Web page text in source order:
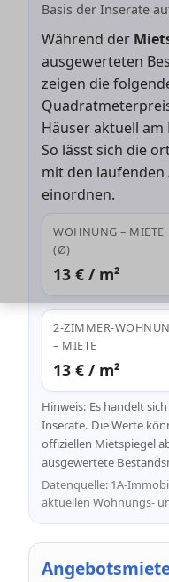
Basis der Inserate
Während der
ausgewerteten
zeigen die
Häuser aktuell
So lässt sich die
mit den laufenden
einordnen.
WOHNUNG – MIETE
(Ø)
13 € / m²
2-ZIMMER-
– MIETE
13 € / m²
Hinweis: Es handelt
Inserate. Die Werte
offiziellen Mietspiegel
ausgewertete
Datenquelle: 1A-
aktuellen Wohnungs-